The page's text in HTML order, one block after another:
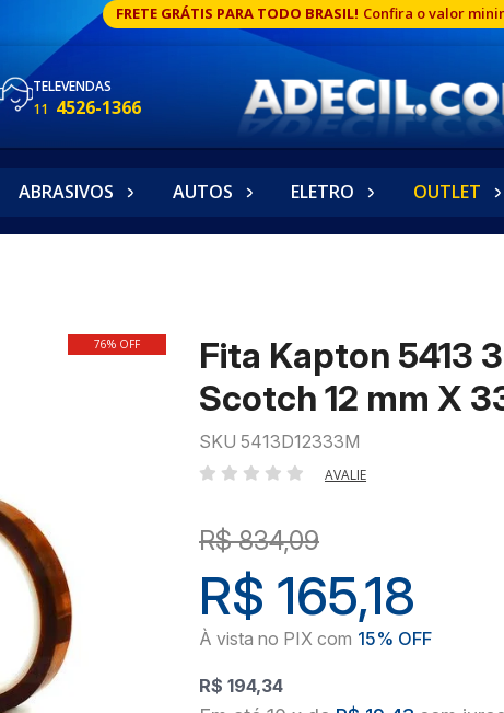
FRETE GRÁTIS PARA TODO BRASIL! Confira o valor
TELEVENDAS
11 4526-1366
ABRASIVOS AUTOS ELETRO OUTLET
76% OFF
Fita Kapton 5413
Scotch 12 mm X
SKU 5413D12333M
AVALIE
R$ 834,09
R$ 194,34
R$ 165,18